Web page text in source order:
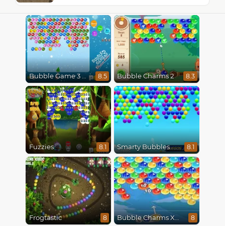
Bubble Game 3 Christmas 8.5 Bubble Charms 2 8.3
Fuzzies 8.1 Smarty Bubbles 8.1
Frogtastic 8 Bubble Charms Xmas 8